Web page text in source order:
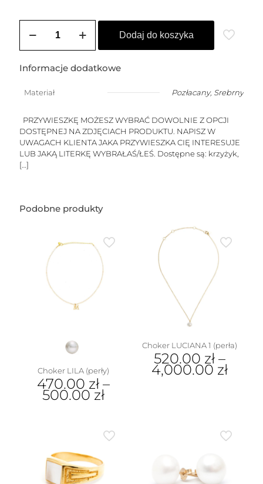
Choker
(perły
przywieszka
do
Dodaj do koszyka
Informacje dodatkowe
Materiał Pozłacany, Srebrny
PRZYWIESZKĘ MOŻESZ WYBRAĆ DOWOLNIE Z OPCJI
DOSTĘPNEJ NA ZDJĘCIACH PRODUKTU. NAPISZ W
UWAGACH KLIENTA JAKA PRZYWIESZKA CIĘ INTERESUJE
LUB JAKĄ LITERKĘ WYBRAŁAŚ/ŁEŚ. Dostępne są: krzyżyk,
[…]
Podobne produkty
Choker LILA (perły)
470.00 zł–
500.00 zł
wariantów.
Opcje
można
Choker LUCIANA 1 (perła)
520.00 zł –
4,000.00 zł
wariantów.
na